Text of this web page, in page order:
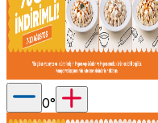
0°